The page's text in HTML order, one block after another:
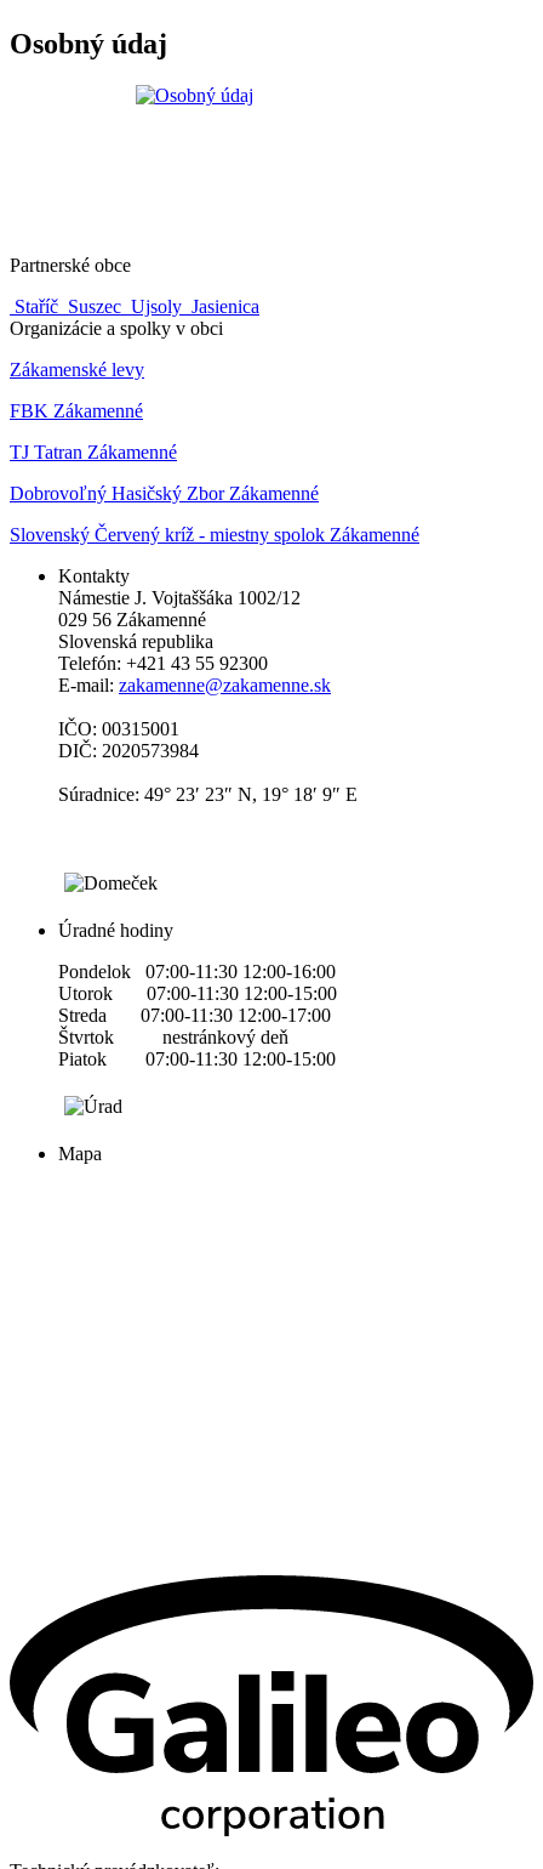
Osobný údaj
Partnerské obce
Staříč Suszec Ujsoly Jasienica
Organizácie a spolky v obci
Zákamenské levy
FBK Zákamenné
TJ Tatran Zákamenné
Dobrovoľný Hasičský Zbor Zákamenné
Slovenský Červený kríž - miestny spolok Zákamenné
Kontakty
Námestie J. Vojtaššáka 1002/12
029 56 Zákamenné
Slovenská republika
Telefón: +421 43 55 92300
E-mail: zakamenne@zakamenne.sk
IČO: 00315001
DIČ: 2020573984
Súradnice: 49° 23′ 23″ N, 19° 18′ 9″ E
Úradné hodiny
Pondelok 07:00-11:30 12:00-16:00
Utorok 07:00-11:30 12:00-15:00
Streda 07:00-11:30 12:00-17:00
Štvrtok nestránkový deň
Piatok 07:00-11:30 12:00-15:00
Mapa